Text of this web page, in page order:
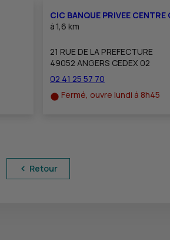
CIC BANQUE PRIVEE
à 1,6 km
21 RUE DE LA PREFECTURE
49052 ANGERS CEDEX 02
02 41 25 57 70
Fermé, ouvre lundi à 8h45
Retour